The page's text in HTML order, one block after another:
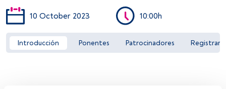
10 October 2023 10:00h
Introducción Ponentes Patrocinadores